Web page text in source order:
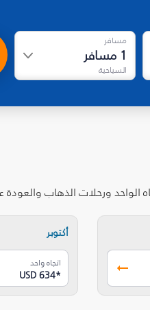
مسافر
1 مسافر
السياحية
أكتوبر
اتجاه واحد
USD 634*